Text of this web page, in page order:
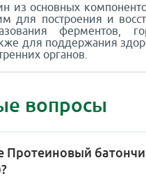
из основных
для построения и
ферментов,
для поддержания
органов.
вопросы
Протеиновый